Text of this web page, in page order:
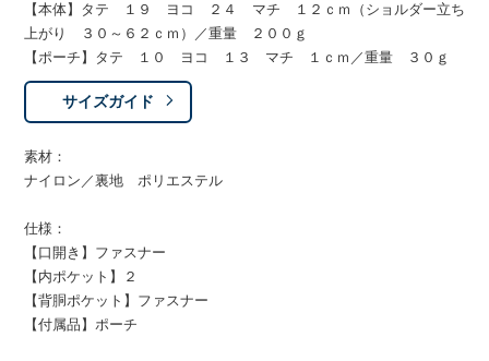
【本体】タテ １９ ヨコ ２４ マチ １２ｃｍ（ショルダー立ち
上がり ３０～６２ｃｍ）／重量 ２００ｇ
【ポーチ】タテ １０ ヨコ １３ マチ １ｃｍ／重量 ３０ｇ
サイズガイド
素材：
ナイロン／裏地 ポリエステル
仕様：
【口開き】ファスナー
【内ポケット】２
【背胴ポケット】ファスナー
【付属品】ポーチ